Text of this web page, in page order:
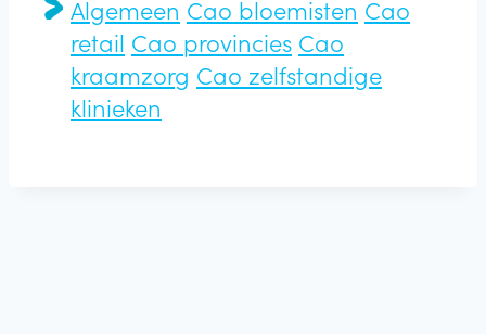
Algemeen Cao bloemisten Cao
retail Cao provincies Cao
kraamzorg Cao zelfstandige
klinieken